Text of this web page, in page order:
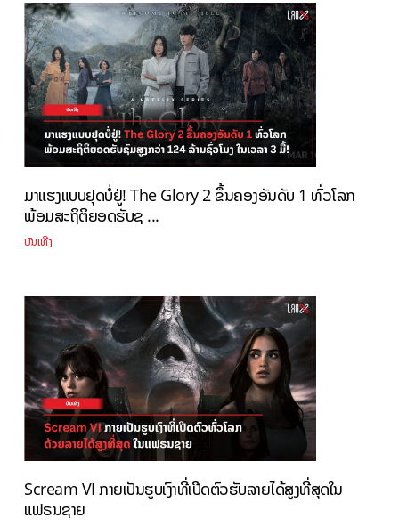
ມາແຮງແບບຢຸດບໍ່ຢູ່! The Glory 2 ຂຶ້ນຄອງອັນດັບ 1 ທົ່ວໂລກ
ພ້ອມສະຖິຕິຍອດຮັບຊ ...
ບັນເທີງ
Scream VI ກາຍເປັນຮູບເງົາທີ່ເປີດຕົວຮັບລາຍໄດ້ສູງທີ່ສຸດໃນ
ແຟຣນຊາຍ